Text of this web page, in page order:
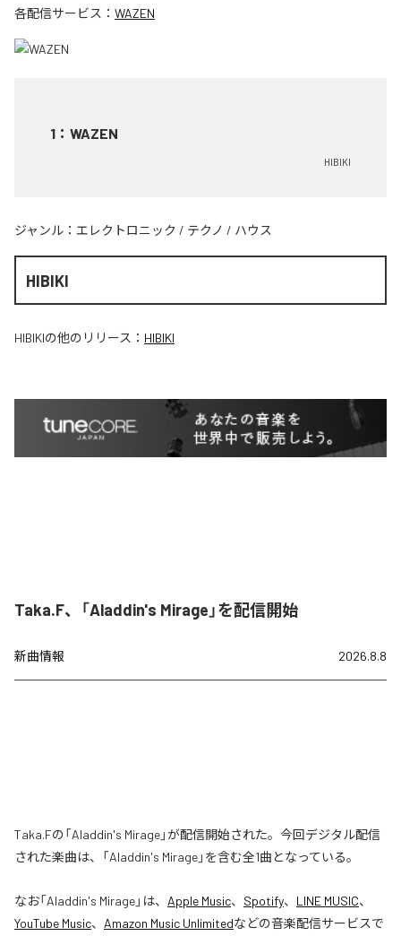
各配信サービス： WAZEN
1 ： WAZEN
HIBIKI
ジャンル： エレクトロニック / テクノ / ハウス
HIBIKI
HIBIKIの他のリリース： HIBIKI
Taka.F、「Aladdin's Mirage」を配信開始
新曲情報 2026.8.8
Taka.Fの「Aladdin's Mirage」が配信開始された。今回デジタル配信
された楽曲は、「Aladdin's Mirage」を含む全1曲となっている。
なお「Aladdin's Mirage」は、 Apple Music、 Spotify、 LINE MUSIC、
YouTube Music、 Amazon Music Unlimitedなどの音楽配信サービスで